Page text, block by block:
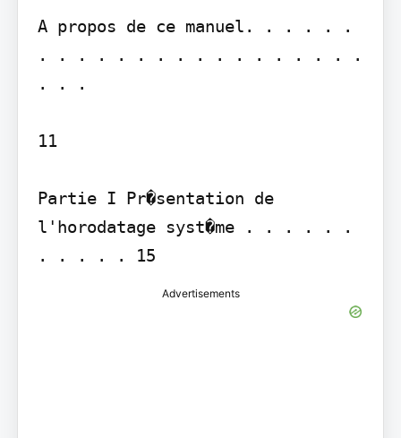
A propos de ce manuel. . . . . .
. . . . . . . . . . . . . . . . .
. . .
11
Partie I Pr�sentation de
l'horodatage syst�me . . . . . .
Advertisements